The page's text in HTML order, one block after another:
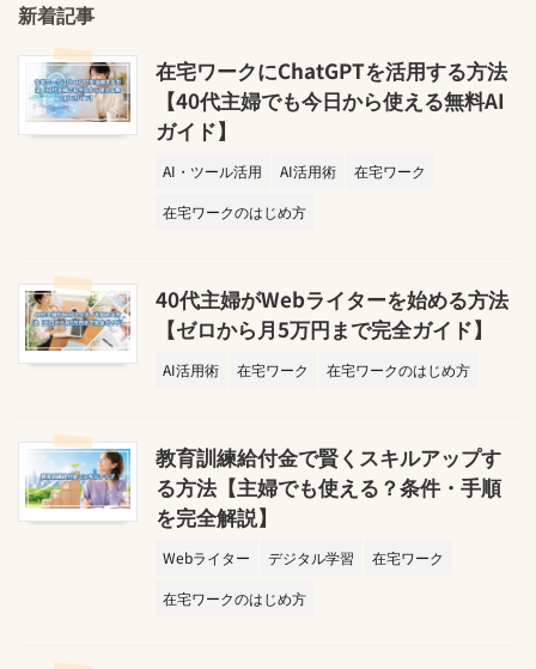
新着記事
在宅ワークにChatGPTを活用する方法
【40代主婦でも今日から使える無料AI
ガイド】
AI・ツール活用 AI活用術
在宅ワーク
在宅ワークのはじめ方
40代主婦がWebライターを始める方法
【ゼロから月5万円まで完全ガイド】
AI活用術 在宅ワーク 在宅ワークのはじめ方
教育訓練給付金で賢くスキルアップす
る方法【主婦でも使える？条件・手順
を完全解説】
Webライター デジタル学習
在宅ワーク
在宅ワークのはじめ方